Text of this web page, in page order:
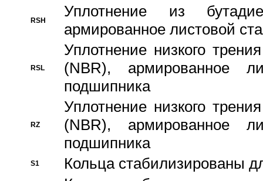
RSH
Уплотнение из
армированное листовой
RSL
Уплотнение низкого
(NBR), армированное
подшипника
RZ
Уплотнение низкого
(NBR), армированное
подшипника
S1 Кольца стабилизированы